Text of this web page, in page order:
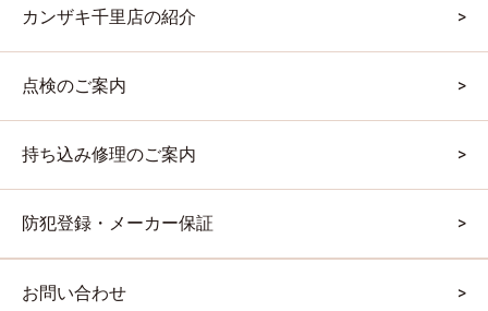
カンザキ千里店の紹介
点検のご案内
持ち込み修理のご案内
防犯登録・メーカー保証
お問い合わせ